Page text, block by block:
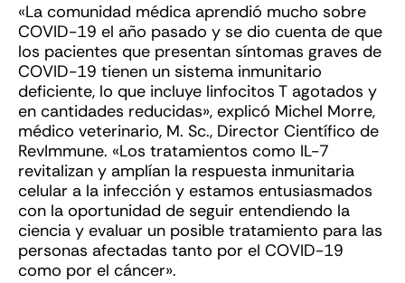
«La comunidad médica aprendió mucho sobre
COVID-19 el año pasado y se dio cuenta de que
los pacientes que presentan síntomas graves de
COVID-19 tienen un sistema inmunitario
deficiente, lo que incluye linfocitos T agotados y
en cantidades reducidas», explicó Michel Morre,
médico veterinario, M. Sc., Director Científico de
RevImmune. «Los tratamientos como IL-7
revitalizan y amplían la respuesta inmunitaria
celular a la infección y estamos entusiasmados
con la oportunidad de seguir entendiendo la
ciencia y evaluar un posible tratamiento para las
personas afectadas tanto por el COVID-19
como por el cáncer».